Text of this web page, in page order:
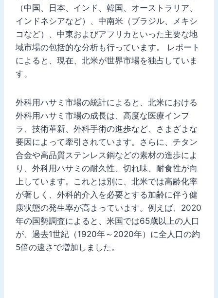
（中国、日本、インド、韓国、オーストラリア、
インドネシアなど）、中南米（ブラジル、メキシ
コなど）、中東およびアフリカといった主要な地
域市場の包括的な分析も行っています。 レポート
によると、現在、北米が世界市場を独占していま
す。
外科用ハサミ市場の統計によると、北米における
外科用ハサミ市場の成長は、高度な医療インフ
ラ、技術革新、外科手術の進歩など、さまざまな
要因によって牽引されています。さらに、チタン
合金や高品質ステンレス鋼などの素材の進歩によ
り、外科用ハサミの耐久性、切れ味、耐食性が向
上しています。これとは別に、北米では高齢化率
が著しく、外科的介入を必要とする加齢に伴う健
康状態の発生率が高まっています。例えば、2020
年の国勢調査によると、米国では65歳以上の人口
が、過去1世紀（1920年～2020年）に全人口の約
5倍の速さで増加しました。